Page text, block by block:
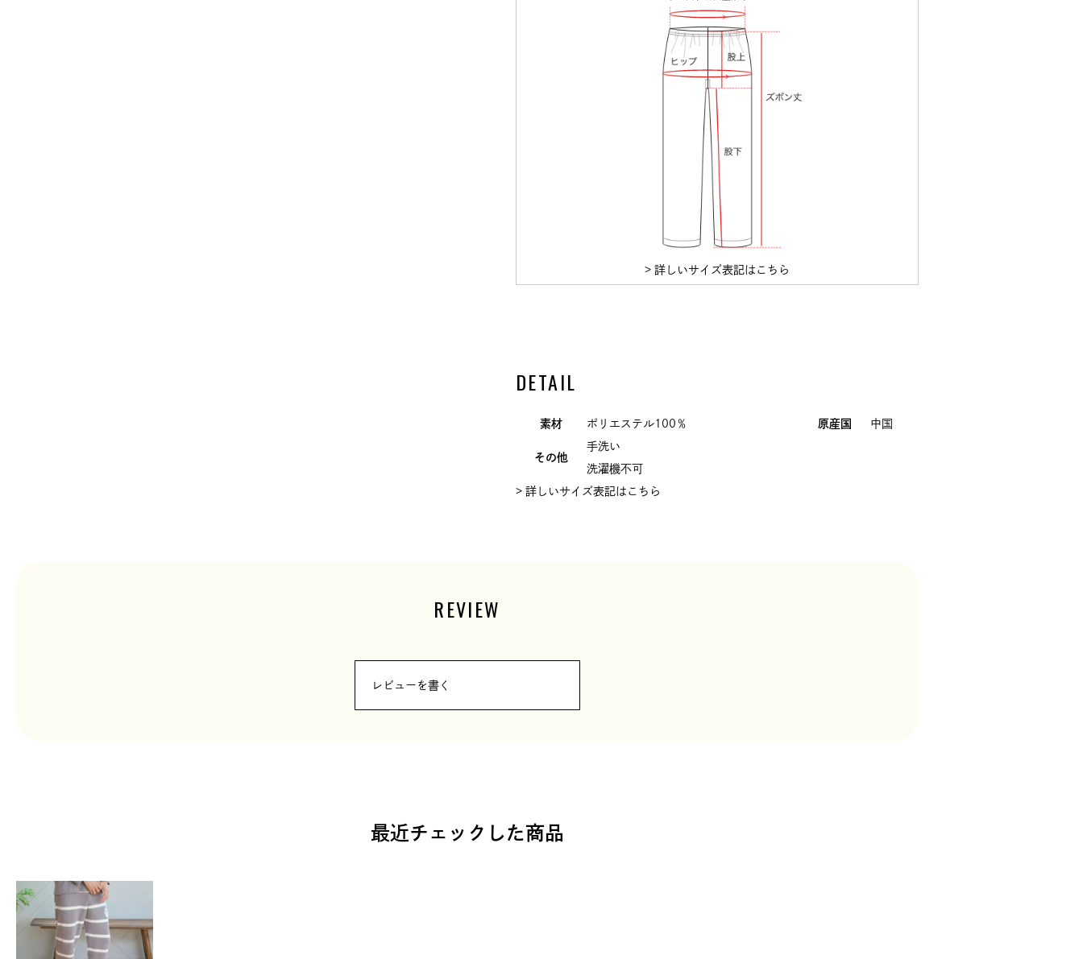
> 詳しいサイズ表記はこちら
DETAIL
素材 ポリエステル100％ 原産国 中国
その他
手洗い
洗濯機不可
> 詳しいサイズ表記はこちら
REVIEW
レビューを書く
最近チェックした商品